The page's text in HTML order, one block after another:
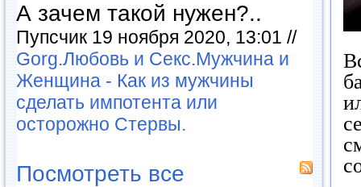
А зачем такой нужен?..
Пупсчик 19 ноября 2020, 13:01 //
Gorg.Любовь и Секс.Мужчина и
Женщина - Как из мужчины
сделать импотента или
осторожно Стервы.
Посмотреть все